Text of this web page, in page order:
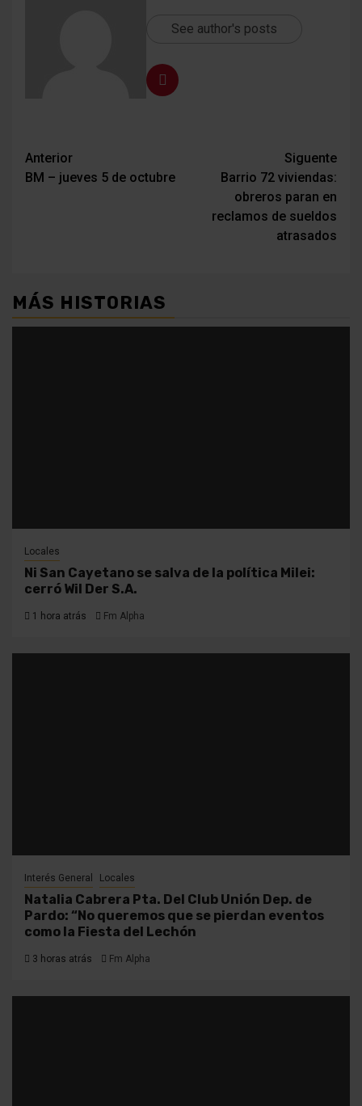
See author's posts
Navegación
de
Anterior
BM – jueves 5 de octubre
Siguente
Barrio 72 viviendas:
obreros paran en
reclamos de sueldos
atrasados
MÁS HISTORIAS
Locales
Ni San Cayetano se salva de la política Milei:
cerró Wil Der S.A.
1 hora atrás Fm Alpha
Interés General Locales
Natalia Cabrera Pta. Del Club Unión Dep. de
Pardo: “No queremos que se pierdan eventos
como la Fiesta del Lechón
3 horas atrás Fm Alpha